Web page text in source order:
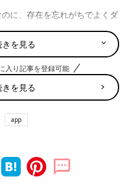
に、存在を忘れがちでよくダ
きの煮物など、食卓に一品足
しまいますが、量が多すぎて
を買い揃えて料理をつくりま
からず結局あまらしてしま
ててしまうことに…」（らっ
きを見る
入り記事を登録可能
を見る
app